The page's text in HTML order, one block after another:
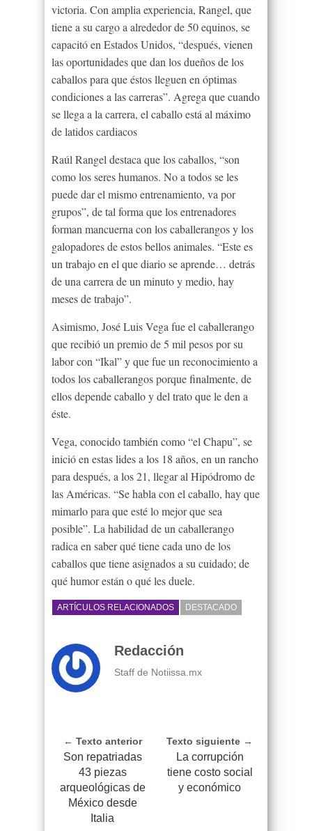
victoria. Con amplia experiencia, Rangel, que
tiene a su cargo a alrededor de 50 equinos, se
capacitó en Estados Unidos, “después, vienen
las oportunidades que dan los dueños de los
caballos para que éstos lleguen en óptimas
condiciones a las carreras”. Agrega que cuando
se llega a la carrera, el caballo está al máximo
de latidos cardiacos
Raúl Rangel destaca que los caballos, “son
como los seres humanos. No a todos se les
puede dar el mismo entrenamiento, va por
grupos”, de tal forma que los entrenadores
forman mancuerna con los caballerangos y los
galopadores de estos bellos animales. “Este es
un trabajo en el que diario se aprende… detrás
de una carrera de un minuto y medio, hay
meses de trabajo”.
Asimismo, José Luis Vega fue el caballerango
que recibió un premio de 5 mil pesos por su
labor con “Ikal” y que fue un reconocimiento a
todos los caballerangos porque finalmente, de
ellos depende caballo y del trato que le den a
éste.
Vega, conocido también como “el Chapu”, se
inició en estas lides a los 18 años, en un rancho
para después, a los 21, llegar al Hipódromo de
las Américas. “Se habla con el caballo, hay que
mimarlo para que esté lo mejor que sea
posible”. La habilidad de un caballerango
radica en saber qué tiene cada uno de los
caballos que tiene asignados a su cuidado; de
qué humor están o qué les duele.
ARTÍCULOS RELACIONADOS DESTACADO
Redacción
Staff de Notiissa.mx
← Texto anterior
Son repatriadas
43 piezas
arqueológicas de
México desde
Italia
Texto siguiente →
La corrupción
tiene costo social
y económico